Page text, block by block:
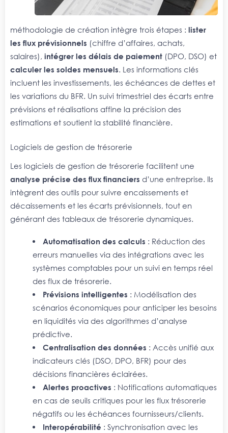
méthodologie de création intègre trois étapes : lister
les flux prévisionnels (chiffre d’affaires, achats,
salaires), intégrer les délais de paiement (DPO, DSO) et
calculer les soldes mensuels. Les informations clés
incluent les investissements, les échéances de dettes et
les variations du BFR. Un suivi trimestriel des écarts entre
prévisions et réalisations affine la précision des
estimations et soutient la stabilité financière.
Logiciels de gestion de trésorerie
Les logiciels de gestion de trésorerie facilitent une
analyse précise des flux financiers d’une entreprise. Ils
intègrent des outils pour suivre encaissements et
décaissements et les écarts prévisionnels, tout en
générant des tableaux de trésorerie dynamiques.
Automatisation des calculs : Réduction des
erreurs manuelles via des intégrations avec les
systèmes comptables pour un suivi en temps réel
des flux de trésorerie.
Prévisions intelligentes : Modélisation des
scénarios économiques pour anticiper les besoins
en liquidités via des algorithmes d’analyse
prédictive.
Centralisation des données : Accès unifié aux
indicateurs clés (DSO, DPO, BFR) pour des
décisions financières éclairées.
Alertes proactives : Notifications automatiques
en cas de seuils critiques pour les flux trésorerie
négatifs ou les échéances fournisseurs/clients.
Interopérabilité : Synchronisation avec les